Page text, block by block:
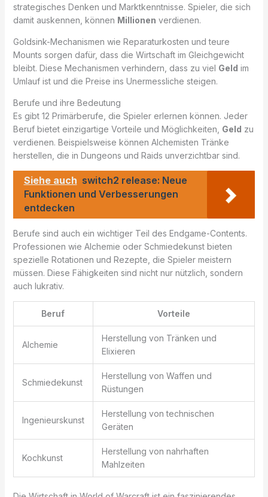
strategisches Denken und Marktkenntnisse. Spieler, die sich
damit auskennen, können Millionen verdienen.
Goldsink-Mechanismen wie Reparaturkosten und teure
Mounts sorgen dafür, dass die Wirtschaft im Gleichgewicht
bleibt. Diese Mechanismen verhindern, dass zu viel Geld im
Umlauf ist und die Preise ins Unermessliche steigen.
Berufe und ihre Bedeutung
Es gibt 12 Primärberufe, die Spieler erlernen können. Jeder
Beruf bietet einzigartige Vorteile und Möglichkeiten, Geld zu
verdienen. Beispielsweise können Alchemisten Tränke
herstellen, die in Dungeons und Raids unverzichtbar sind.
Siehe auch switch2 release: Neue
Funktionen und Verbesserungen
entdecken
Berufe sind auch ein wichtiger Teil des Endgame-Contents.
Professionen wie Alchemie oder Schmiedekunst bieten
spezielle Rotationen und Rezepte, die Spieler meistern
müssen. Diese Fähigkeiten sind nicht nur nützlich, sondern
auch lukrativ.
Beruf Vorteile
Alchemie
Herstellung von Tränken und
Elixieren
Schmiedekunst
Herstellung von Waffen und
Rüstungen
Ingenieurskunst
Herstellung von technischen
Geräten
Kochkunst
Herstellung von nahrhaften
Mahlzeiten